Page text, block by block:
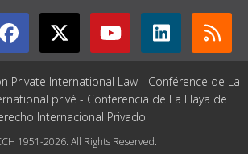
Private International Law - Conférence de La
privé - Conferencia de La Haya de
Internacional Privado
1951-2026. All Rights Reserved.